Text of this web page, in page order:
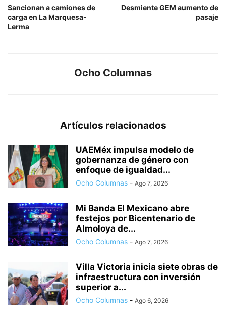
Sancionan a camiones de
carga en La Marquesa-
Lerma
Desmiente GEM aumento de
pasaje
Ocho Columnas
Artículos relacionados
UAEMéx impulsa modelo de
gobernanza de género con
enfoque de igualdad...
Ocho Columnas - Ago 7, 2026
Mi Banda El Mexicano abre
festejos por Bicentenario de
Almoloya de...
Ocho Columnas - Ago 7, 2026
Villa Victoria inicia siete obras de
infraestructura con inversión
superior a...
Ocho Columnas - Ago 6, 2026